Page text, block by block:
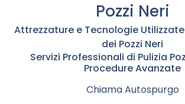
Pozzi Neri
Attrezzature e Tecnologie
dei Pozzi Neri
Servizi Professionali di Pulizia
Procedure Avanzate
Chiama Autospurgo